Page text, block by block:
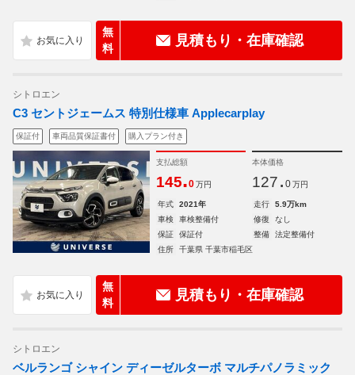
無
料
見積もり・在庫確認
シトロエン
C3 セントジェームス 特別仕様車 Applecarplay
保証付 車両品質保証書付 購入プラン付き
支払総額
145.0 万円
本体価格
127. 0 万円
年式 2021年 走行
5.9万km
車検
車検整備付 修復
なし
保証
保証付 整備
法定整備付
住所
千葉県 千葉市稲毛区
無
料
見積もり・在庫確認
シトロエン
ベルランゴ シャイン ディーゼルターボ マルチパノラミック